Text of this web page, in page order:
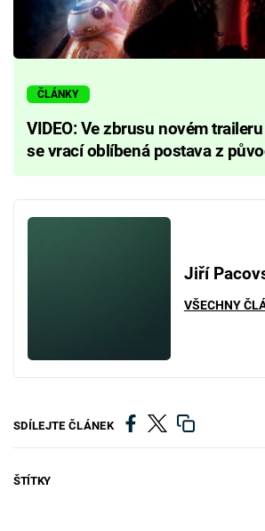
ČLÁNKY
VIDEO: Ve zbrusu novém
se vrací oblíbená postava z
Jiří
VŠECHNY
SDÍLEJTE ČLÁNEK
ŠTÍTKY